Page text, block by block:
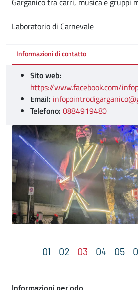
Garganico tra carri, musica e gruppi
Laboratorio di Carnevale
Informazioni di contatto
Sito web:
https://www.facebook.com/
Email:
Telefono: 0884919480
Informazioni periodo